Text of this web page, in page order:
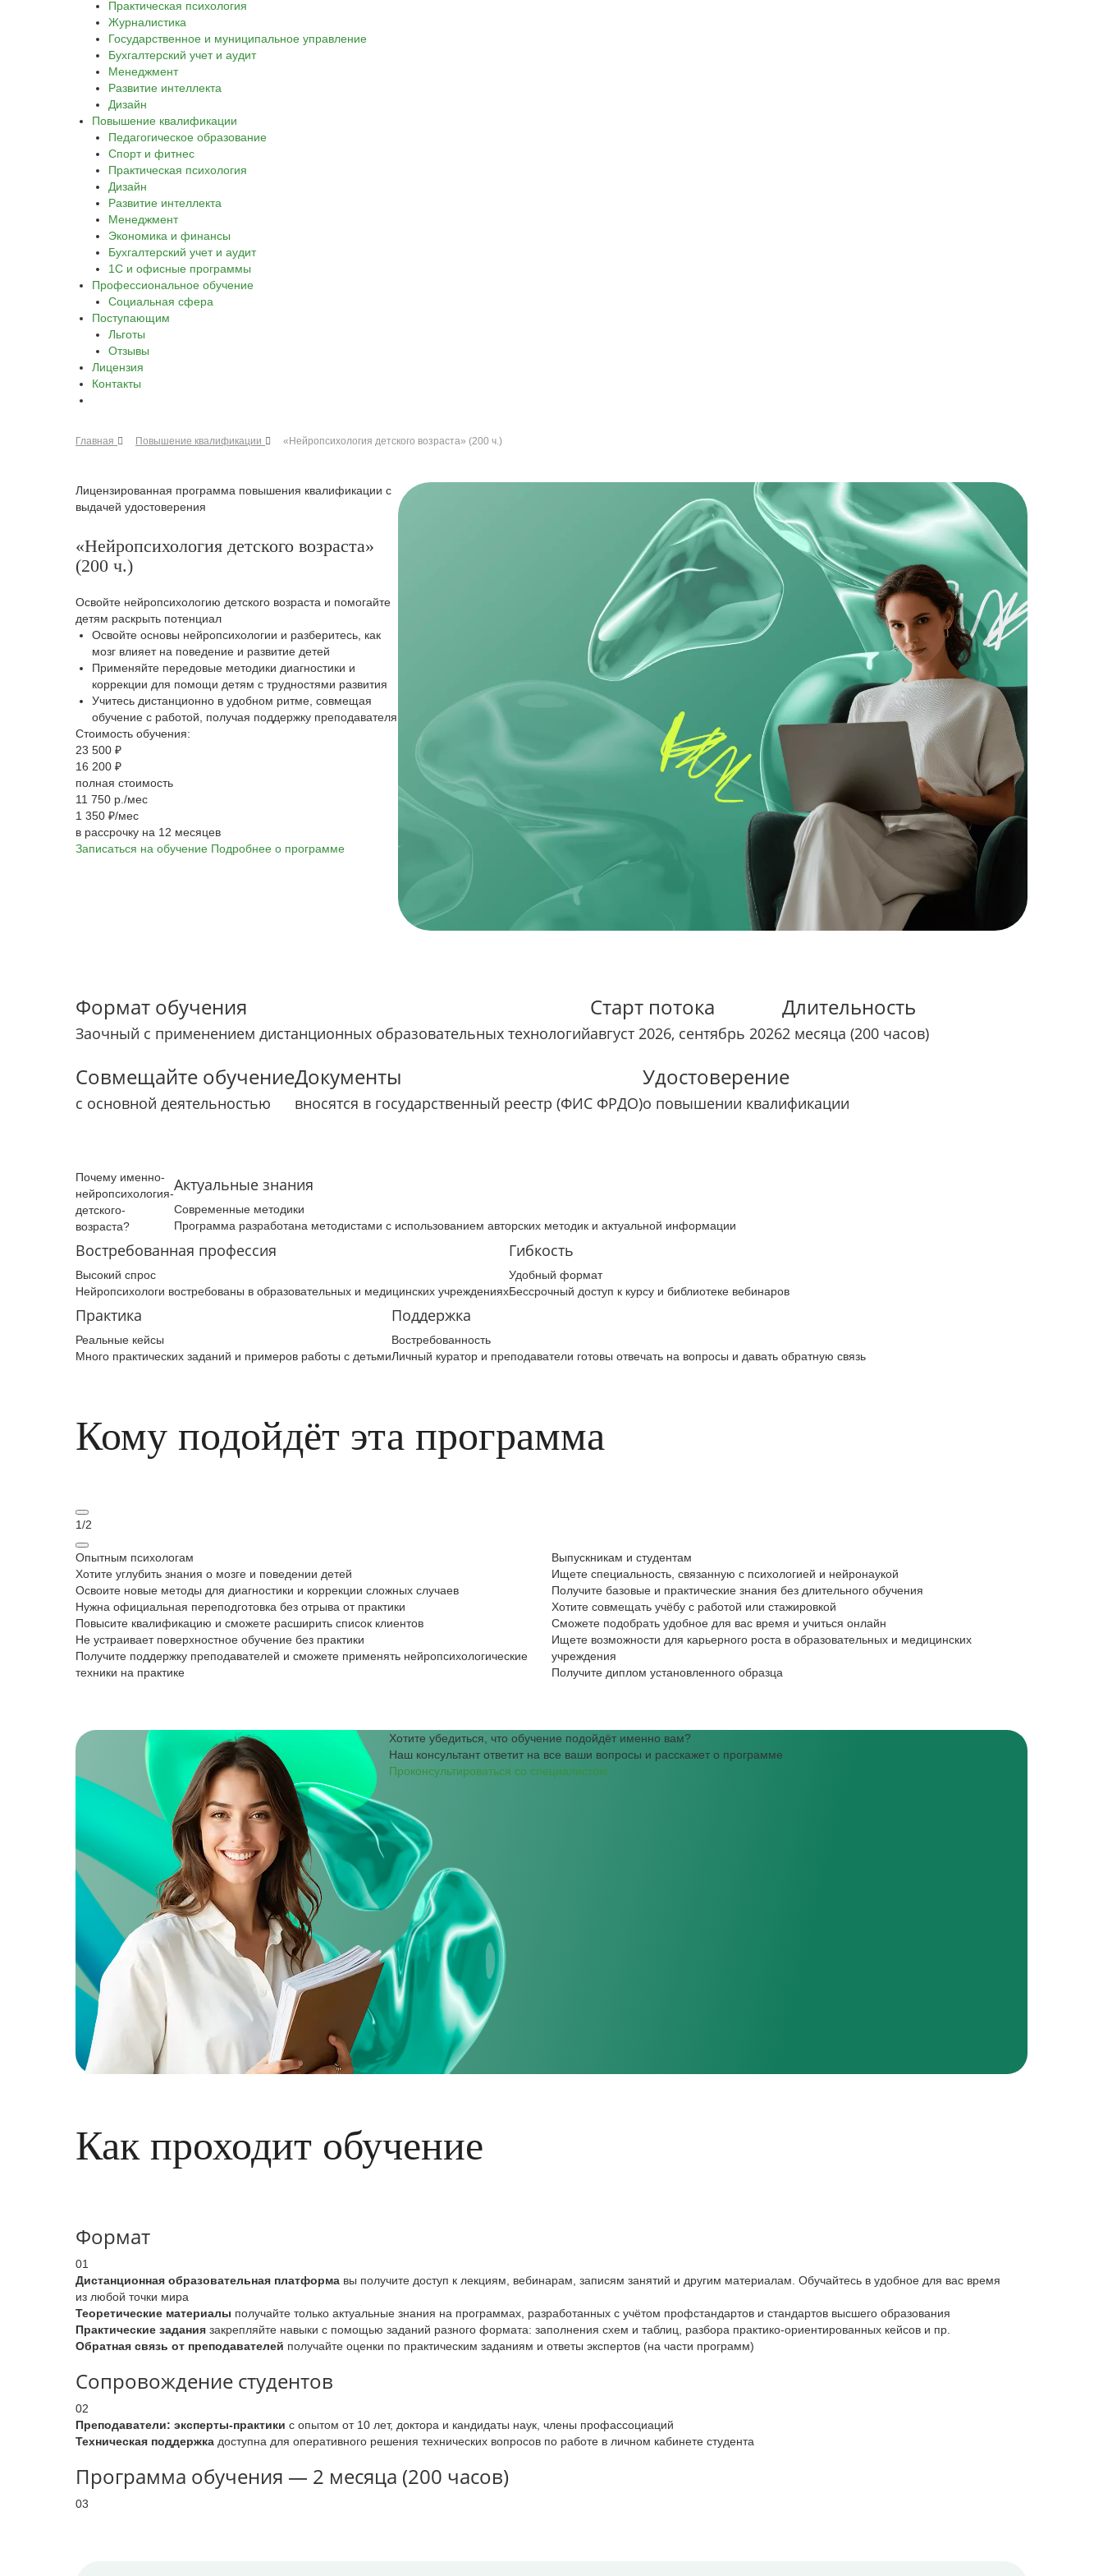
Практическая психология
Журналистика
Государственное и муниципальное управление
Бухгалтерский учет и аудит
Менеджмент
Развитие интеллекта
Дизайн
Повышение квалификации
Педагогическое образование
Спорт и фитнес
Практическая психология
Дизайн
Развитие интеллекта
Менеджмент
Экономика и финансы
Бухгалтерский учет и аудит
1С и офисные программы
Профессиональное обучение
Социальная сфера
Поступающим
Льготы
Отзывы
Лицензия
Контакты
Главная Повышение квалификации «Нейропсихология детского возраста» (200 ч.)
Лицензированная программа повышения квалификации с
выдачей удостоверения
«Нейропсихология детского возраста»
(200 ч.)
Освойте нейропсихологию детского возраста и помогайте
детям раскрыть потенциал
Освойте основы нейропсихологии и разберитесь, как
мозг влияет на поведение и развитие детей
Применяйте передовые методики диагностики и
коррекции для помощи детям с трудностями развития
Учитесь дистанционно в удобном ритме, совмещая
обучение с работой, получая поддержку преподавателя
Стоимость обучения:
23 500 ₽
16 200 ₽
полная стоимость
11 750 р./мес
1 350 ₽/мес
в рассрочку на 12 месяцев
Записаться на обучение Подробнее о программе
Формат обучения
Заочный с применением дистанционных образовательных технологий
Старт потока
август 2026, сентябрь 2026
Длительность
2 месяца (200 часов)
Совмещайте обучение
с основной деятельностью
Документы
вносятся в государственный реестр (ФИС ФРДО)
Удостоверение
о повышении квалификации
Почему­ именно­
нейропсихология­
детского­
возраста­?
Актуальные знания
Современные методики
Программа разработана методистами с использованием авторских методик и актуальной информации
Востребованная профессия
Высокий спрос
Нейропсихологи востребованы в образовательных и медицинских учреждениях
Гибкость
Удобный формат
Бессрочный доступ к курсу и библиотеке вебинаров
Практика
Реальные кейсы
Много практических заданий и примеров работы с детьми
Поддержка
Востребованность
Личный куратор и преподаватели готовы отвечать на вопросы и давать обратную связь
Кому подойдёт эта программа
1/2
Опытным психологам
Хотите углубить знания о мозге и поведении детей
Освоите новые методы для диагностики и коррекции сложных случаев
Нужна официальная переподготовка без отрыва от практики
Повысите квалификацию и сможете расширить список клиентов
Не устраивает поверхностное обучение без практики
Получите поддержку преподавателей и сможете применять нейропсихологические
техники на практике
Выпускникам и студентам
Ищете специальность, связанную с психологией и нейронаукой
Получите базовые и практические знания без длительного обучения
Хотите совмещать учёбу с работой или стажировкой
Сможете подобрать удобное для вас время и учиться онлайн
Ищете возможности для карьерного роста в образовательных и медицинских
учреждения
Получите диплом установленного образца
Хотите убедиться, что обучение подойдёт именно вам?
Наш консультант ответит на все ваши вопросы и расскажет о программе
Проконсультироваться со специалистом
Как проходит обучение
Формат
01
Дистанционная образовательная платформа вы получите доступ к лекциям, вебинарам, записям занятий и другим материалам. Обучайтесь в удобное для вас время
из любой точки мира
Теоретические материалы получайте только актуальные знания на программах, разработанных с учётом профстандартов и стандартов высшего образования
Практические задания закрепляйте навыки с помощью заданий разного формата: заполнения схем и таблиц, разбора практико-ориентированных кейсов и пр.
Обратная связь от преподавателей получайте оценки по практическим заданиям и ответы экспертов (на части программ)
Сопровождение студентов
02
Преподаватели: эксперты-практики с опытом от 10 лет, доктора и кандидаты наук, члены профассоциаций
Техническая поддержка доступна для оперативного решения технических вопросов по работе в личном кабинете студента
Программа обучения — 2 месяца (200 часов)
03